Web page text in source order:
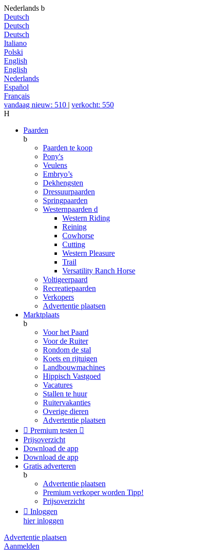
Nederlands b
Deutsch
Deutsch
Deutsch
Italiano
Polski
English
English
Nederlands
Español
Français
vandaag nieuw: 510 | verkocht: 550
H
Paarden
b
Paarden te koop
Pony's
Veulens
Embryo’s
Dekhengsten
Dressuurpaarden
Springpaarden
Westernpaarden d
Western Riding
Reining
Cowhorse
Cutting
Western Pleasure
Trail
Versatility Ranch Horse
Voltigeerpaard
Recreatiepaarden
Verkopers
Advertentie plaatsen
Marktplaats
b
Voor het Paard
Voor de Ruiter
Rondom de stal
Koets en rijtuigen
Landbouwmachines
Hippisch Vastgoed
Vacatures
Stallen te huur
Ruitervakanties
Overige dieren
Advertentie plaatsen
 Premium testen 
Prijsoverzicht
Download de app
Download de app
Gratis adverteren
b
Advertentie plaatsen
Premium verkoper worden Tipp!
Prijsoverzicht
 Inloggen
hier inloggen
Advertentie plaatsen
Aanmelden